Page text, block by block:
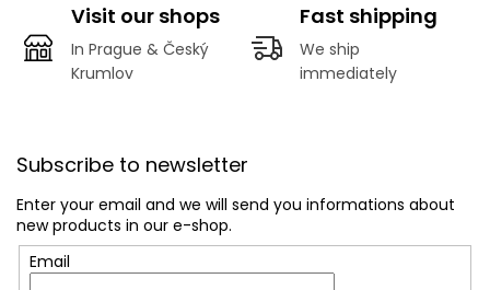
o
Visit our shops
In Prague & Český
Krumlov
Fast shipping
We ship
immediately
Subscribe to newsletter
Enter your email and we will send you informations about
new products in our e-shop.
Email